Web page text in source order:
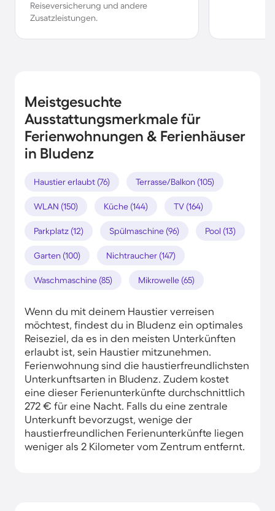
Reiseversicherung und andere
Zusatzleistungen.
Meistgesuchte
Ausstattungsmerkmale für
Ferienwohnungen & Ferienhäuser
in Bludenz
Haustier erlaubt (76) Terrasse/Balkon (105)
WLAN (150) Küche (144) TV (164)
Parkplatz (12) Spülmaschine (96) Pool (13)
Garten (100) Nichtraucher (147)
Waschmaschine (85) Mikrowelle (65)
Wenn du mit deinem Haustier verreisen
möchtest, findest du in Bludenz ein optimales
Reiseziel, da es in den meisten Unterkünften
erlaubt ist, sein Haustier mitzunehmen.
Ferienwohnung sind die haustierfreundlichsten
Unterkunftsarten in Bludenz. Zudem kostet
eine dieser Ferienunterkünfte durchschnittlich
272 € für eine Nacht. Falls du eine zentrale
Unterkunft bevorzugst, wenige der
haustierfreundlichen Ferienunterkünfte liegen
weniger als 2 Kilometer vom Zentrum entfernt.